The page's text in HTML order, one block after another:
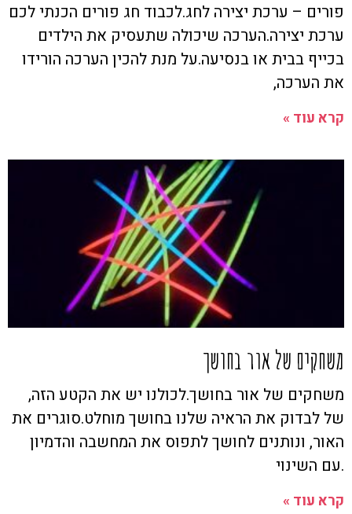
פורים – ערכת יצירה לחג.לכבוד חג פורים הכנתי לכם
ערכת יצירה.הערכה שיכולה שתעסיק את הילדים
בכייף בבית או בנסיעה.על מנת להכין הערכה הורידו
את הערכה,
קרא עוד »
משחקים של אור בחושך
משחקים של אור בחושך.לכולנו יש את הקטע הזה,
של לבדוק את הראיה שלנו בחושך מוחלט.סוגרים את
האור, ונותנים לחושך לתפוס את המחשבה והדמיון
.עם השינוי
קרא עוד »